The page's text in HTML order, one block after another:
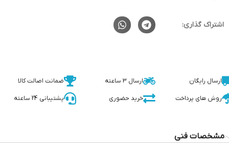
اشتراک گذاری:
ارسال رایگان ارسال 3 ساعته ضمانت اصالت کالا
روش های پرداخت خرید حضوری پشتیبانی 24 ساعته
مشخصات فنی